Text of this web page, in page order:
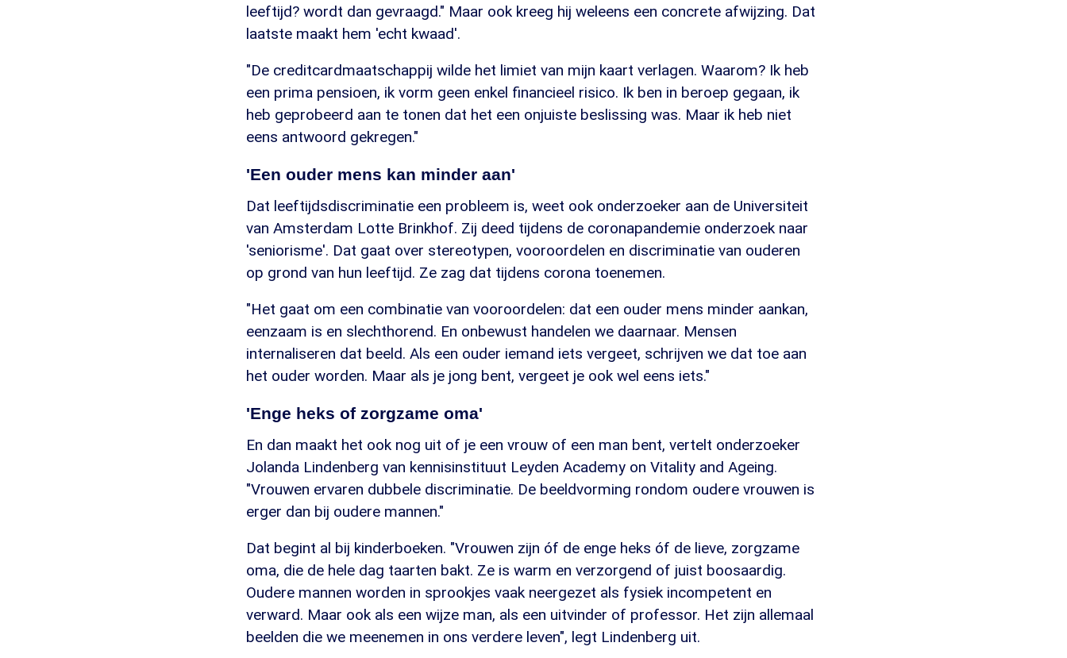
leeftijd? wordt dan gevraagd." Maar ook kreeg hij weleens een concrete afwijzing. Dat
laatste maakt hem 'echt kwaad'.
"De creditcardmaatschappij wilde het limiet van mijn kaart verlagen. Waarom? Ik heb
een prima pensioen, ik vorm geen enkel financieel risico. Ik ben in beroep gegaan, ik
heb geprobeerd aan te tonen dat het een onjuiste beslissing was. Maar ik heb niet
eens antwoord gekregen."
'Een ouder mens kan minder aan'
Dat leeftijdsdiscriminatie een probleem is, weet ook onderzoeker aan de Universiteit
van Amsterdam Lotte Brinkhof. Zij deed tijdens de coronapandemie onderzoek naar
'seniorisme'. Dat gaat over stereotypen, vooroordelen en discriminatie van ouderen
op grond van hun leeftijd. Ze zag dat tijdens corona toenemen.
"Het gaat om een combinatie van vooroordelen: dat een ouder mens minder aankan,
eenzaam is en slechthorend. En onbewust handelen we daarnaar. Mensen
internaliseren dat beeld. Als een ouder iemand iets vergeet, schrijven we dat toe aan
het ouder worden. Maar als je jong bent, vergeet je ook wel eens iets."
'Enge heks of zorgzame oma'
En dan maakt het ook nog uit of je een vrouw of een man bent, vertelt onderzoeker
Jolanda Lindenberg van kennisinstituut Leyden Academy on Vitality and Ageing.
"Vrouwen ervaren dubbele discriminatie. De beeldvorming rondom oudere vrouwen is
erger dan bij oudere mannen."
Dat begint al bij kinderboeken. "Vrouwen zijn óf de enge heks óf de lieve, zorgzame
oma, die de hele dag taarten bakt. Ze is warm en verzorgend of juist boosaardig.
Oudere mannen worden in sprookjes vaak neergezet als fysiek incompetent en
verward. Maar ook als een wijze man, als een uitvinder of professor. Het zijn allemaal
beelden die we meenemen in ons verdere leven", legt Lindenberg uit.